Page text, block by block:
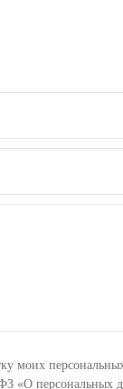
моих
«О персональных